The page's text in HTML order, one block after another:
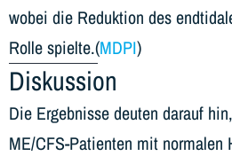
wobei die Reduktion des
Rolle spielte.(MDPI)
Diskussion
Die Ergebnisse deuten darauf
ME/CFS-Patienten mit normalen